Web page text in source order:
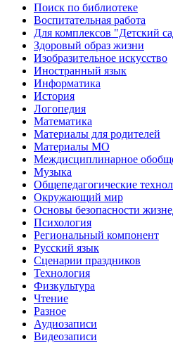
Поиск по библиотеке
Воспитательная работа
Для комплексов "Детский
Здоровый образ жизни
Изобразительное искусство
Иностранный язык
Информатика
История
Логопедия
Математика
Материалы для родителей
Материалы МО
Междисциплинарное
Музыка
Общепедагогические
Окружающий мир
Основы безопасности
Психология
Региональный компонент
Русский язык
Сценарии праздников
Технология
Физкультура
Чтение
Разное
Аудиозаписи
Видеозаписи